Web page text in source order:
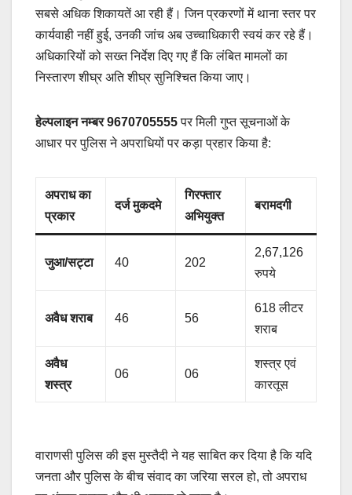
सबसे अधिक शिकायतें आ रही हैं। जिन प्रकरणों में थाना स्तर पर
कार्यवाही नहीं हुई, उनकी जांच अब उच्चाधिकारी स्वयं कर रहे हैं।
अधिकारियों को सख्त निर्देश दिए गए हैं कि लंबित मामलों का
निस्तारण शीघ्र अति शीघ्र सुनिश्चित किया जाए।
हेल्पलाइन नम्बर 9670705555पर मिली गुप्त सूचनाओं के
आधार पर पुलिस ने अपराधियों पर कड़ा प्रहार किया है:
अपराध का
प्रकार
दर्ज मुकदमे
गिरफ्तार
अभियुक्त
बरामदगी
जुआ/सट्टा 40 202
2,67,126
रुपये
अवैध शराब 46 56
618 लीटर
शराब
अवैध
शस्त्र
06 06
शस्त्र एवं
कारतूस
वाराणसी पुलिस की इस मुस्तैदी ने यह साबित कर दिया है कि यदि
जनता और पुलिस के बीच संवाद का जरिया सरल हो, तो अपराध